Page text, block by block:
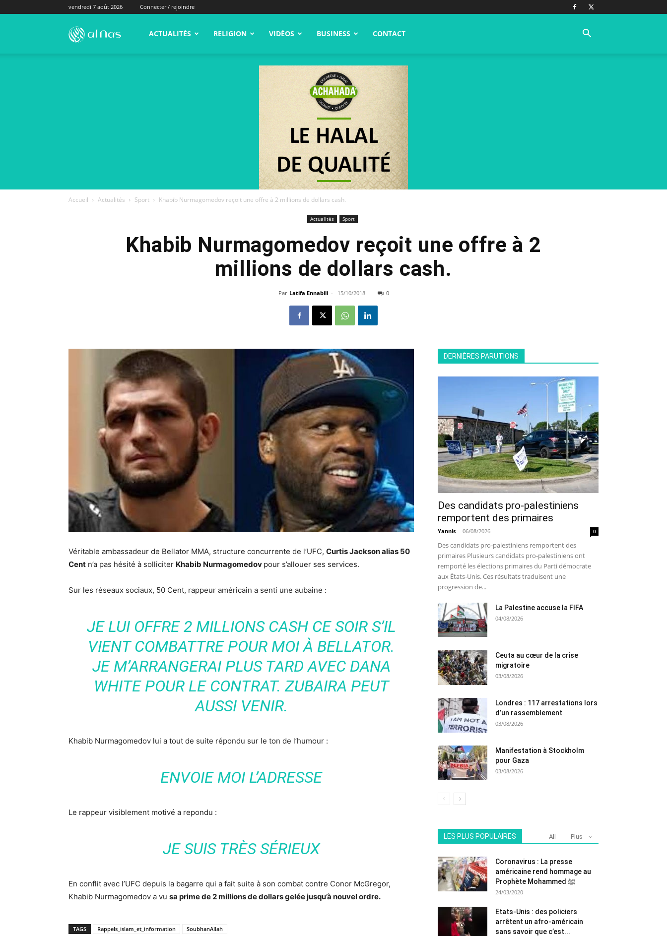
vendredi 7 août 2026 Connecter / rejoindre
alNas.fr ACTUALITÉS RELIGION VIDÉOS BUSINESS CONTACT
Accueil Actualités Sport Khabib Nurmagomedov reçoit une offre à 2 millions de dollars cash.
Actualités Sport
Khabib Nurmagomedov reçoit une offre à 2
millions de dollars cash.
Par Latifa Ennabili - 15/10/2018 0
Véritable ambassadeur de Bellator MMA, structure concurrente de l’UFC, Curtis Jackson alias 50
Cent n’a pas hésité à solliciter Khabib Nurmagomedov pour s’allouer ses services.
Sur les réseaux sociaux, 50 Cent, rappeur américain a senti une aubaine :
JE LUI OFFRE 2 MILLIONS CASH CE SOIR S’IL
VIENT COMBATTRE POUR MOI À BELLATOR.
JE M’ARRANGERAI PLUS TARD AVEC DANA
WHITE POUR LE CONTRAT. ZUBAIRA PEUT
AUSSI VENIR.
Khabib Nurmagomedov lui a tout de suite répondu sur le ton de l’humour :
ENVOIE MOI L’ADRESSE
Le rappeur visiblement motivé a repondu :
JE SUIS TRÈS SÉRIEUX
En conflit avec l’UFC depuis la bagarre qui a fait suite à son combat contre Conor McGregor,
Khabib Nurmagomedov a vu sa prime de 2 millions de dollars gelée jusqu’à nouvel ordre.
TAGS Rappels_islam_et_information SoubhanAllah
DERNIÈRES PARUTIONS
Des candidats pro-palestiniens
remportent des primaires
Yannis - 06/08/2026 0
Des candidats pro-palestiniens remportent des
primaires Plusieurs candidats pro-palestiniens ont
remporté les élections primaires du Parti démocrate
aux États-Unis. Ces résultats traduisent une
progression de...
La Palestine accuse la FIFA
04/08/2026
Ceuta au cœur de la crise
migratoire
03/08/2026
Londres : 117 arrestations lors
d’un rassemblement
03/08/2026
Manifestation à Stockholm
pour Gaza
03/08/2026
LES PLUS POPULAIRES All Plus
Coronavirus : La presse
américaine rend hommage au
Prophète Mohammed ﷺ
24/03/2020
Etats-Unis : des policiers
arrêtent un afro-américain
sans savoir que c’est...